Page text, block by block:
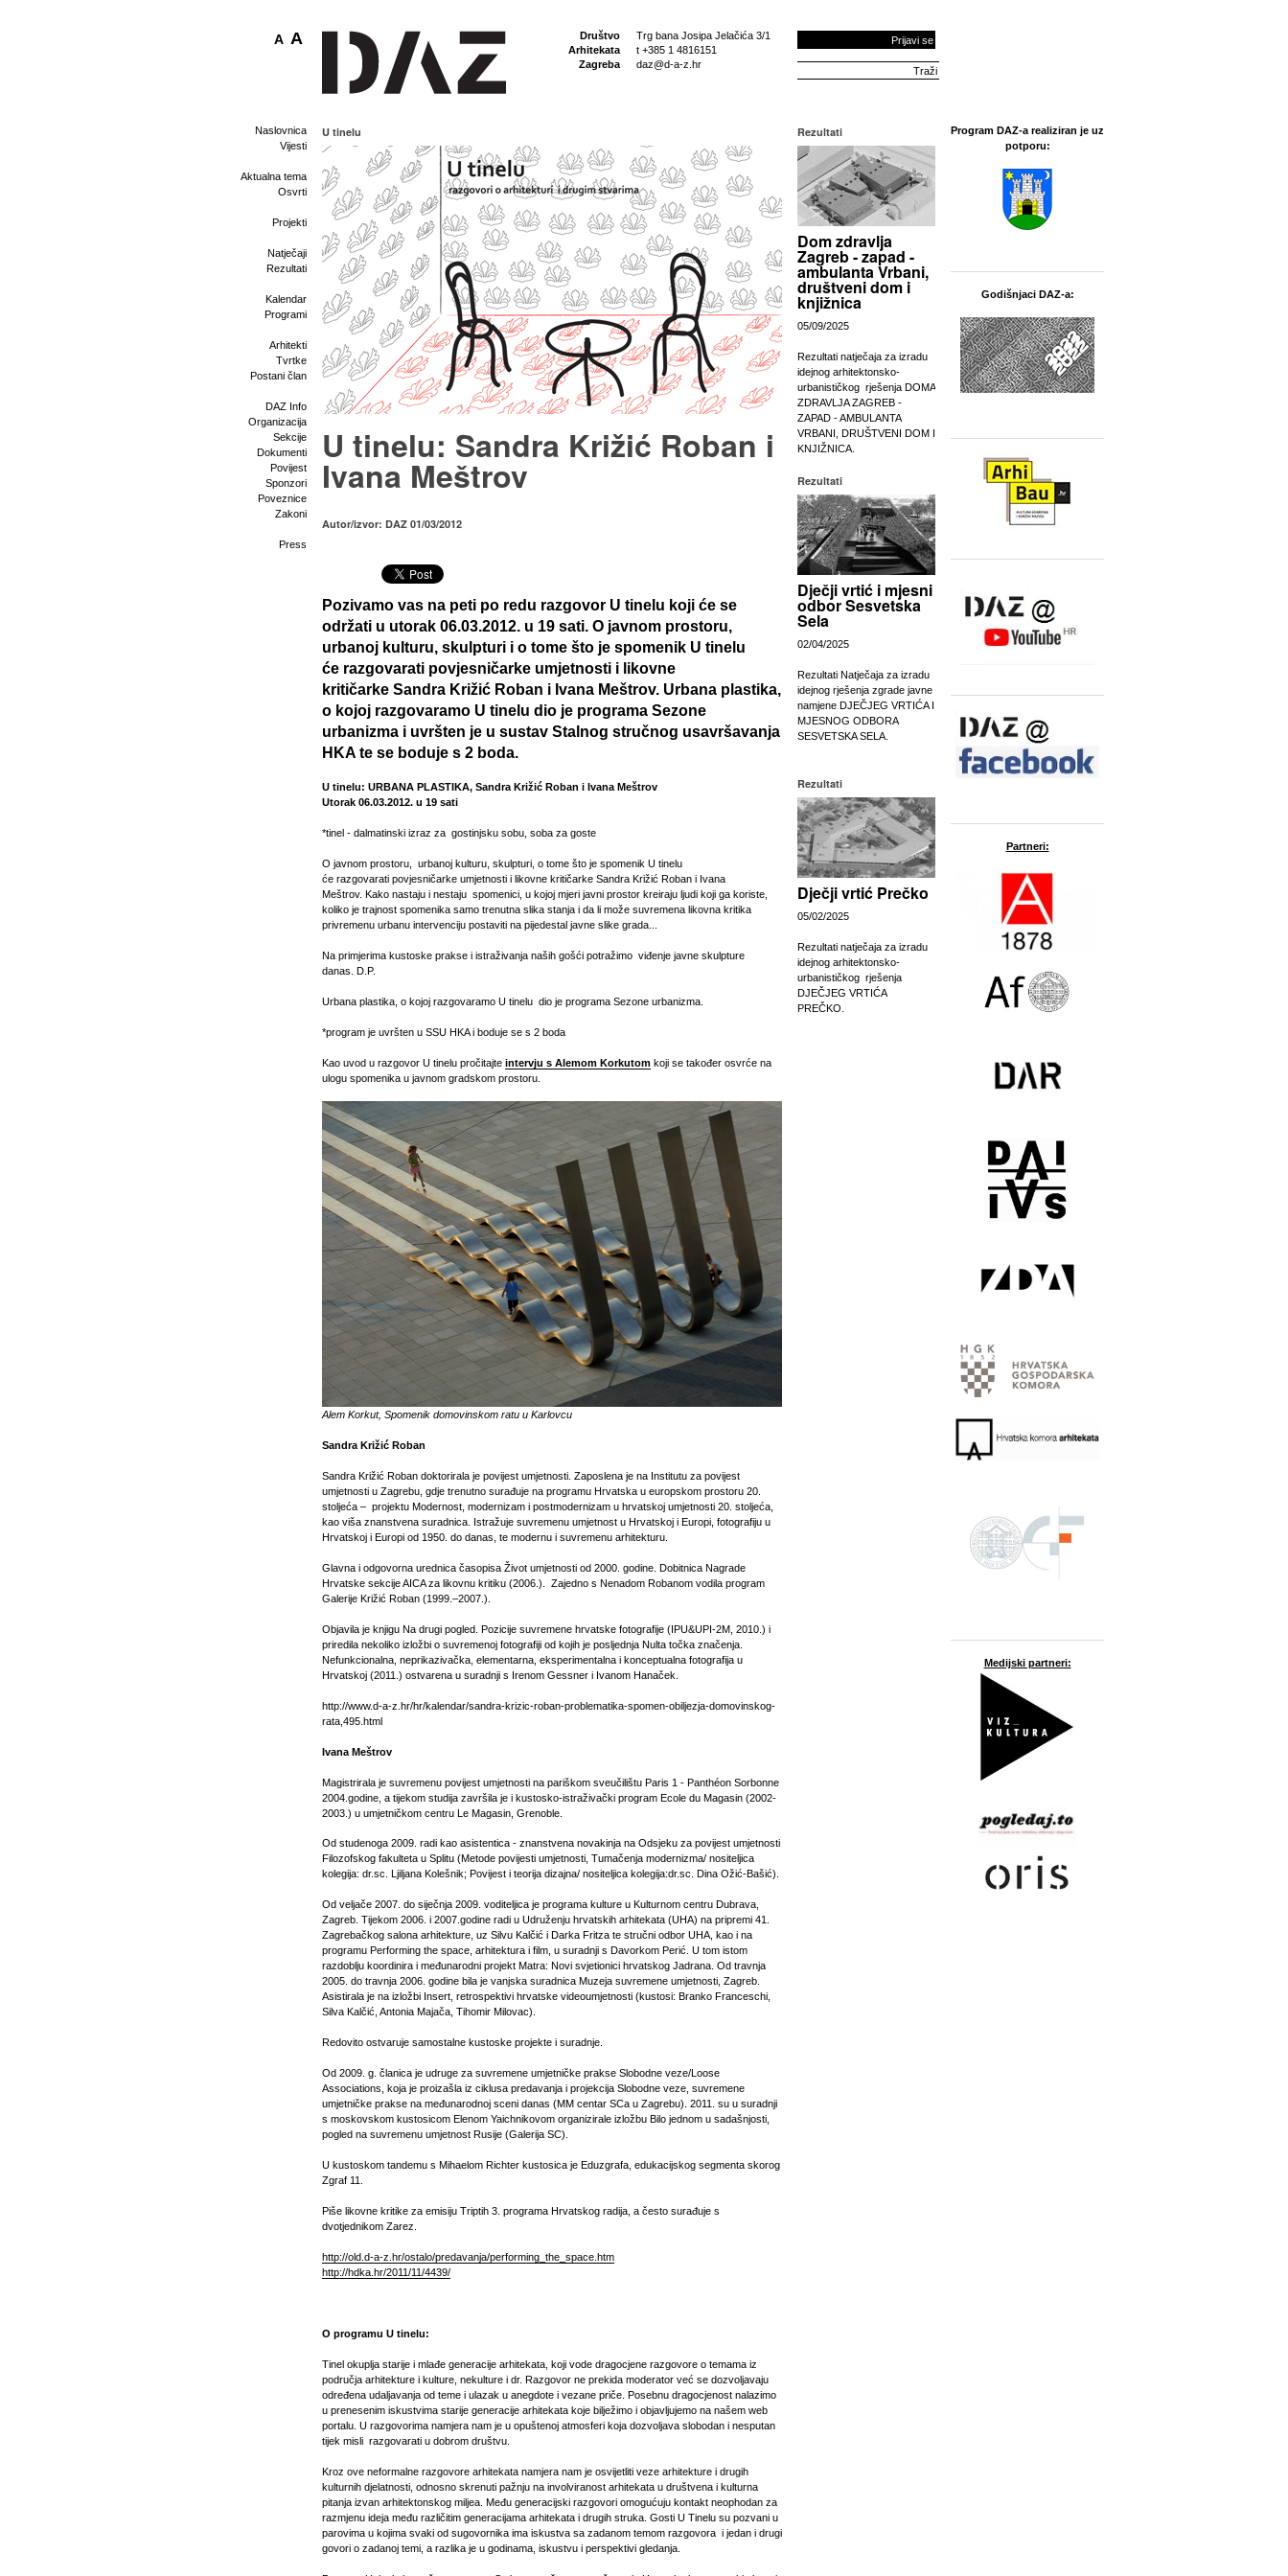
Društvo
Arhitekata
Zagreba
Trg bana Josipa Jelačića 3/1
t +385 1 4816151
daz@d-a-z.hr
Prijavi se
A A
Naslovnica
Vijesti
Aktualna tema
Osvrti
Projekti
Natječaji
Rezultati
Kalendar
Programi
Arhitekti
Tvrtke
Postani član
DAZ Info
Organizacija
Sekcije
Dokumenti
Povijest
Sponzori
Poveznice
Zakoni
Press
U tinelu
U tinelu: Sandra Križić Roban i
Ivana Meštrov
Autor/izvor: DAZ 01/03/2012
Pozivamo vas na peti po redu razgovor U tinelu koji će se
održati u utorak 06.03.2012. u 19 sati. O javnom prostoru,
urbanoj kulturu, skulpturi i o tome što je spomenik U tinelu
će razgovarati povjesničarke umjetnosti i likovne
kritičarke Sandra Križić Roban i Ivana Meštrov. Urbana plastika,
o kojoj razgovaramo U tinelu dio je programa Sezone
urbanizma i uvršten je u sustav Stalnog stručnog usavršavanja
HKA te se boduje s 2 boda.
U tinelu: URBANA PLASTIKA, Sandra Križić Roban i Ivana Meštrov
Utorak 06.03.2012. u 19 sati
*tinel - dalmatinski izraz za gostinjsku sobu, soba za goste
O javnom prostoru, urbanoj kulturu, skulpturi, o tome što je spomenik U tinelu
će razgovarati povjesničarke umjetnosti i likovne kritičarke Sandra Križić Roban i Ivana
Meštrov. Kako nastaju i nestaju spomenici, u kojoj mjeri javni prostor kreiraju ljudi koji ga koriste,
koliko je trajnost spomenika samo trenutna slika stanja i da li može suvremena likovna kritika
privremenu urbanu intervenciju postaviti na pijedestal javne slike grada...
Na primjerima kustoske prakse i istraživanja naših gošći potražimo viđenje javne skulpture
danas. D.P.
Urbana plastika, o kojoj razgovaramo U tinelu dio je programa Sezone urbanizma.
*program je uvršten u SSU HKA i boduje se s 2 boda
Kao uvod u razgovor U tinelu pročitajte intervju s Alemom Korkutom koji se također osvrće na
ulogu spomenika u javnom gradskom prostoru.
Alem Korkut, Spomenik domovinskom ratu u Karlovcu
Sandra Križić Roban
Sandra Križić Roban doktorirala je povijest umjetnosti. Zaposlena je na Institutu za povijest
umjetnosti u Zagrebu, gdje trenutno surađuje na programu Hrvatska u europskom prostoru 20.
stoljeća – projektu Modernost, modernizam i postmodernizam u hrvatskoj umjetnosti 20. stoljeća,
kao viša znanstvena suradnica. Istražuje suvremenu umjetnost u Hrvatskoj i Europi, fotografiju u
Hrvatskoj i Europi od 1950. do danas, te modernu i suvremenu arhitekturu.
Glavna i odgovorna urednica časopisa Život umjetnosti od 2000. godine. Dobitnica Nagrade
Hrvatske sekcije AICA za likovnu kritiku (2006.). Zajedno s Nenadom Robanom vodila program
Galerije Križić Roban (1999.–2007.).
Objavila je knjigu Na drugi pogled. Pozicije suvremene hrvatske fotografije (IPU&UPI-2M, 2010.) i
priredila nekoliko izložbi o suvremenoj fotografiji od kojih je posljednja Nulta točka značenja.
Nefunkcionalna, neprikazivačka, elementarna, eksperimentalna i konceptualna fotografija u
Hrvatskoj (2011.) ostvarena u suradnji s Irenom Gessner i Ivanom Hanaček.
http://www.d-a-z.hr/hr/kalendar/sandra-krizic-roban-problematika-spomen-obiljezja-domovinskog-
rata,495.html
Ivana Meštrov
Magistrirala je suvremenu povijest umjetnosti na pariškom sveučilištu Paris 1 - Panthéon Sorbonne
2004.godine, a tijekom studija završila je i kustosko-istraživački program Ecole du Magasin (2002-
2003.) u umjetničkom centru Le Magasin, Grenoble.
Od studenoga 2009. radi kao asistentica - znanstvena novakinja na Odsjeku za povijest umjetnosti
Filozofskog fakulteta u Splitu (Metode povijesti umjetnosti, Tumačenja modernizma/ nositeljica
kolegija: dr.sc. Ljiljana Kolešnik; Povijest i teorija dizajna/ nositeljica kolegija:dr.sc. Dina Ožić-Bašić).
Od veljače 2007. do siječnja 2009. voditeljica je programa kulture u Kulturnom centru Dubrava,
Zagreb. Tijekom 2006. i 2007.godine radi u Udruženju hrvatskih arhitekata (UHA) na pripremi 41.
Zagrebačkog salona arhitekture, uz Silvu Kalčić i Darka Fritza te stručni odbor UHA, kao i na
programu Performing the space, arhitektura i film, u suradnji s Davorkom Perić. U tom istom
razdoblju koordinira i međunarodni projekt Matra: Novi svjetionici hrvatskog Jadrana. Od travnja
2005. do travnja 2006. godine bila je vanjska suradnica Muzeja suvremene umjetnosti, Zagreb.
Asistirala je na izložbi Insert, retrospektivi hrvatske videoumjetnosti (kustosi: Branko Franceschi,
Silva Kalčić, Antonia Majača, Tihomir Milovac).
Redovito ostvaruje samostalne kustoske projekte i suradnje.
Od 2009. g. članica je udruge za suvremene umjetničke prakse Slobodne veze/Loose
Associations, koja je proizašla iz ciklusa predavanja i projekcija Slobodne veze, suvremene
umjetničke prakse na međunarodnoj sceni danas (MM centar SCa u Zagrebu). 2011. su u suradnji
s moskovskom kustosicom Elenom Yaichnikovom organizirale izložbu Bilo jednom u sadašnjosti,
pogled na suvremenu umjetnost Rusije (Galerija SC).
U kustoskom tandemu s Mihaelom Richter kustosica je Eduzgrafa, edukacijskog segmenta skorog
Zgraf 11.
Piše likovne kritike za emisiju Triptih 3. programa Hrvatskog radija, a često surađuje s
dvotjednikom Zarez.
http://old.d-a-z.hr/ostalo/predavanja/performing_the_ space.htm
http://hdka.hr/2011/11/4439/
O programu U tinelu:
Tinel okuplja starije i mlađe generacije arhitekata, koji vode dragocjene razgovore o temama iz
područja arhitekture i kulture, nekulture i dr. Razgovor ne prekida moderator već se dozvoljavaju
određena udaljavanja od teme i ulazak u anegdote i vezane priče. Posebnu dragocjenost nalazimo
u prenesenim iskustvima starije generacije arhitekata koje bilježimo i objavljujemo na našem web
portalu. U razgovorima namjera nam je u opuštenoj atmosferi koja dozvoljava slobodan i nesputan
tijek misli razgovarati u dobrom društvu.
Kroz ove neformalne razgovore arhitekata namjera nam je osvijetliti veze arhitekture i drugih
kulturnih djelatnosti, odnosno skrenuti pažnju na involviranost arhitekata u društvena i kulturna
pitanja izvan arhitektonskog miljea. Među generacijski razgovori omogućuju kontakt neophodan za
razmjenu ideja među različitim generacijama arhitekata i drugih struka. Gosti U Tinelu su pozvani u
parovima u kojima svaki od sugovornika ima iskustva sa zadanom temom razgovora i jedan i drugi
govori o zadanoj temi, a razlika je u godinama, iskustvu i perspektivi gledanja.
Rezultati
Dom zdravlja
Zagreb - zapad -
ambulanta Vrbani,
društveni dom i
knjižnica
05/09/2025
Rezultati natječaja za izradu
idejnog arhitektonsko-
urbanističkog rješenja DOMA
ZDRAVLJA ZAGREB -
ZAPAD - AMBULANTA
VRBANI, DRUŠTVENI DOM I
KNJIŽNICA.
Rezultati
Dječji vrtić i mjesni
odbor Sesvetska
Sela
02/04/2025
Rezultati Natječaja za izradu
idejnog rješenja zgrade javne
namjene DJEČJEG VRTIĆA I
MJESNOG ODBORA
SESVETSKA SELA.
Rezultati
Dječji vrtić Prečko
05/02/2025
Rezultati natječaja za izradu
idejnog arhitektonsko-
urbanističkog rješenja
DJEČJEG VRTIĆA
PREČKO.
Program DAZ-a realiziran je uz
potporu:
Godišnjaci DAZ-a:
Partneri:
Medijski partneri: